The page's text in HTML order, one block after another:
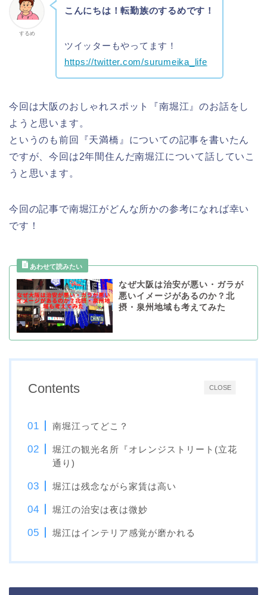
するめ
こんにちは！転勤族のするめです！
ツイッターもやってます！
https://twitter.com/surumeika_life
今回は大阪のおしゃれスポット『南堀江』のお話をし
ようと思います。
というのも前回『天満橋』についての記事を書いたん
ですが、今回は2年間住んだ南堀江について話していこ
うと思います。
今回の記事で南堀江がどんな所かの参考になれば幸い
です！
なぜ大阪は治安が悪い・ガラが
悪いイメージがあるのか？北
摂・泉州地域も考えてみた
CLOSE
Contents
南堀江ってどこ？
堀江の観光名所『オレンジストリート(立花
通り)
堀江は残念ながら家賃は高い
堀江の治安は夜は微妙
堀江はインテリア感覚が磨かれる